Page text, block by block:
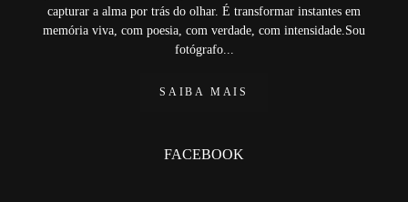
capturar a alma por trás do olhar. É transformar instantes em
memória viva, com poesia, com verdade, com intensidade.Sou
fotógrafo...
SAIBA MAIS
FACEBOOK